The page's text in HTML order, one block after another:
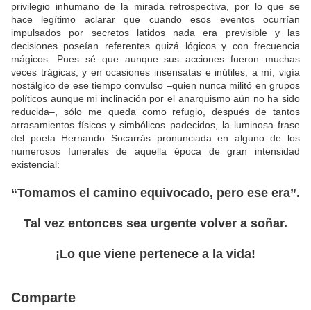
privilegio inhumano de la mirada retrospectiva, por lo que se
hace legítimo aclarar que cuando esos eventos ocurrían
impulsados por secretos latidos nada era previsible y las
decisiones poseían referentes quizá lógicos y con frecuencia
mágicos. Pues sé que aunque sus acciones fueron muchas
veces trágicas, y en ocasiones insensatas e inútiles, a mí, vigía
nostálgico de ese tiempo convulso –quien nunca militó en grupos
políticos aunque mi inclinación por el anarquismo aún no ha sido
reducida–, sólo me queda como refugio, después de tantos
arrasamientos físicos y simbólicos padecidos, la luminosa frase
del poeta Hernando Socarrás pronunciada en alguno de los
numerosos funerales de aquella época de gran intensidad
existencial:
“Tomamos el camino equivocado, pero ese era”.
Tal vez entonces sea urgente volver a soñar.
¡Lo que viene pertenece a la vida!
Comparte